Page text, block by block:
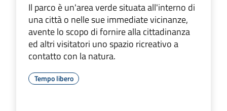
Il parco è un'area verde situata all'interno di
una città o nelle sue immediate vicinanze,
avente lo scopo di fornire alla cittadinanza
ed altri visitatori uno spazio ricreativo a
contatto con la natura.
Tempo libero